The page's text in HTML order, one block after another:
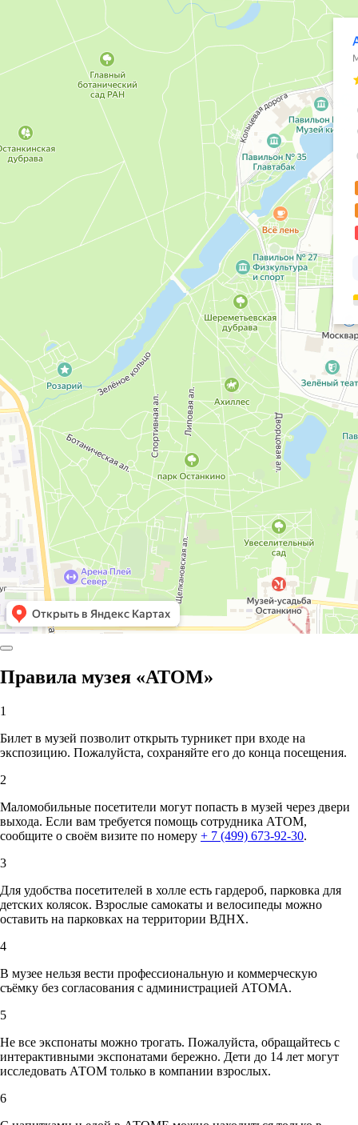
Правила музея «АТОМ»
1
Билет в музей позволит открыть турникет при входе на
экспозицию. Пожалуйста, сохраняйте его до конца посещения.
2
Маломобильные посетители могут попасть в музей через двери
выхода. Если вам требуется помощь сотрудника АТОМ,
сообщите о своём визите по номеру + 7 (499) 673-92-30.
3
Для удобства посетителей в холле есть гардероб, парковка для
детских колясок. Взрослые самокаты и велосипеды можно
оставить на парковках на территории ВДНХ.
4
В музее нельзя вести профессиональную и коммерческую
съёмку без согласования с администрацией АТОМА.
5
Не все экспонаты можно трогать. Пожалуйста, обращайтесь с
интерактивными экспонатами бережно. Дети до 14 лет могут
исследовать АТОМ только в компании взрослых.
6